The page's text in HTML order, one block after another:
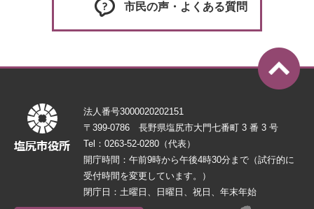
市民の声・よくある質問
法人番号3000020202151
〒399-0786 長野県塩尻市大門七番町 3 番 3 号
Tel：0263-52-0280（代表）
開庁時間：午前9時から午後4時30分まで（試行的に
受付時間を変更しています。）
閉庁日：土曜日、日曜日、祝日、年末年始